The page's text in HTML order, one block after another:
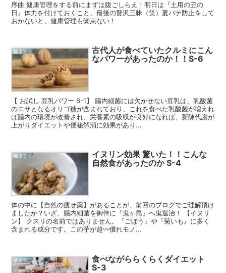
序曲 健康管理をする前にまずは腹ごしらえ！明日は『土用の丑の
日』体力を付けておくこと、最後の贅沢三昧（笑）夏バテ防止をして
おかないと、健康管理も覚束ない！
健康管理
古代人が食べていたクルミにこん
なパワーがあったのか！！S-6
【 お試し 豆乳パワー 6-1】 腸内細菌には欠かせない豆乳は、乳酸菌
のエサとなるオリゴ糖が含まれており、これを食べた乳酸菌が増えれ
ば腸内の環境が改善され、栄養素の吸収が良好になれば、新陳代謝が
上がりダイエットや便秘解消に効果があり...
健康管理
イヌリン効果 驚いた！！こんな
自然食があったのか S-4
体の中に【自然の痩せ薬】があることが、前回のブログでご理解頂け
ましたか？いざ、腸内細菌を御伴に『鬼ヶ島』へ鬼退治！ 【イヌリ
ン】 クスリの名前ではありません。『ごぼう』や『菊いも』に多く
含まれる成分です。この芋が超〰️優れモノ...
健康管理
食べながららくらくダイエット
S-3